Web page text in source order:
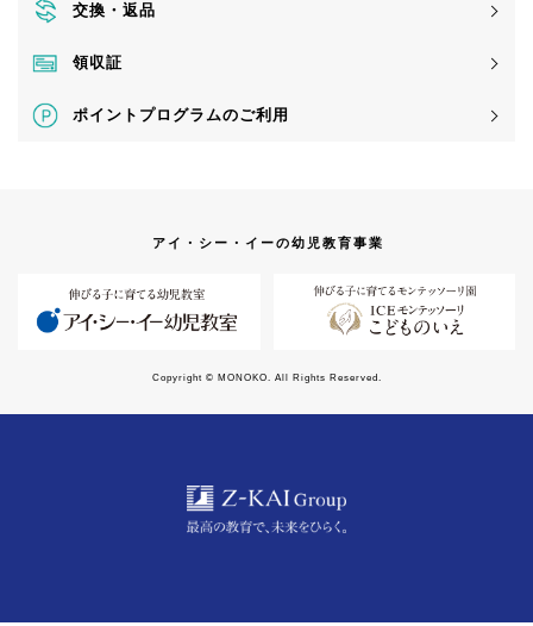
交換・返品
領収証
ポイントプログラムのご利用
アイ・シー・イーの幼児教育事業
Copyright © MONOKO. All Rights Reserved.